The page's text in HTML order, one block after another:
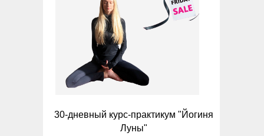
30-дневный курс-практикум "Йогиня
Луны"